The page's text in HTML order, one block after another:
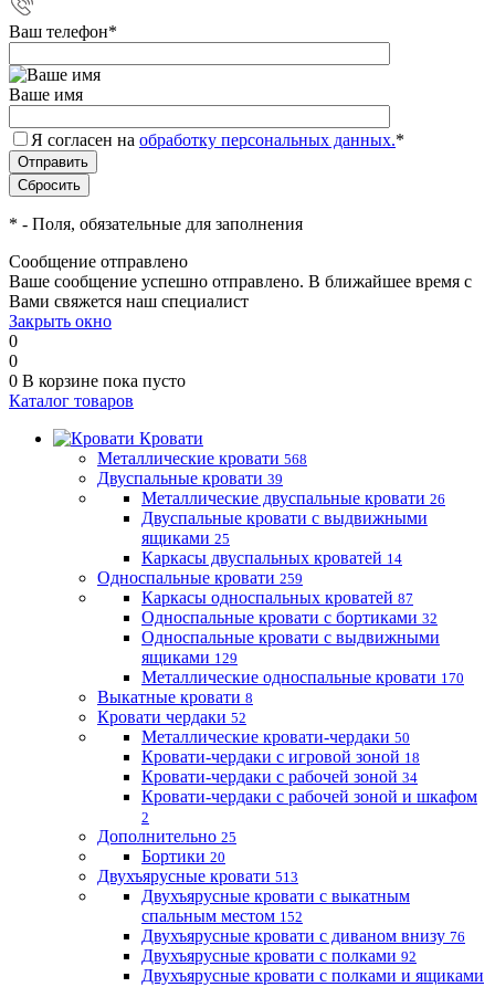
Ваш телефон*
Ваше имя
Я согласен на обработку персональных данных.*
* - Поля, обязательные для заполнения
Сообщение отправлено
Ваше сообщение успешно отправлено. В ближайшее время с
Вами свяжется наш специалист
Закрыть окно
0
0
0 В корзине пока пусто
Каталог товаров
Кровати
Металлические кровати 568
Двуспальные кровати 39
Металлические двуспальные кровати 26
Двуспальные кровати с выдвижными
ящиками 25
Каркасы двуспальных кроватей 14
Односпальные кровати 259
Каркасы односпальных кроватей 87
Односпальные кровати с бортиками 32
Односпальные кровати с выдвижными
ящиками 129
Металлические односпальные кровати 170
Выкатные кровати 8
Кровати чердаки 52
Металлические кровати-чердаки 50
Кровати-чердаки с игровой зоной 18
Кровати-чердаки с рабочей зоной 34
Кровати-чердаки с рабочей зоной и шкафом
2
Дополнительно 25
Бортики 20
Двухъярусные кровати 513
Двухъярусные кровати с выкатным
спальным местом 152
Двухъярусные кровати с диваном внизу 76
Двухъярусные кровати с полками 92
Двухъярусные кровати с полками и ящиками